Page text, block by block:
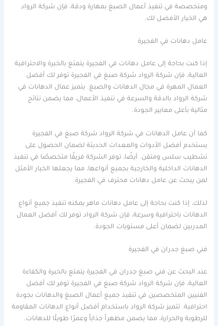
ومتخصصة في تنفيذ أعمال الصبغ بمهارة ودقة، فإن شركة الرواد
هي الخيار الأفضل لك.
عامل دهانات في الفجيرة
إذا كنت بحاجة إلى عامل دهانات في الفجيرة يتمتع بالخبرة والاحترافية
العالية، فإن شركة الرواد شركة صبغ في الفجيرة توفر لك أفضل
العمال المهرة في مجال الدهانات والصبغ. يتميز عمال الدهانات في
شركة الرواد بالدقة والسرعة في تنفيذ الأعمال، مما يضمن نتائج
مثالية بأعلى معايير الجودة.
كما أن عامل الدهانات في شركة الرواد شركة صبغ في الفجيرة
يستخدم أفضل الأدوات والمعدات الحديثة لضمان الحصول على
تشطيب سلس ومتقن. أيضًا، توفر الشركة فريقًا متخصصًا في تنفيذ
الدهانات الداخلية والخارجية بجميع أنواعها، مما يجعلها الخيار الأمثل
لمن يبحث عن عامل دهانات محترف في الفجيرة.
لذلك، إذا كنت بحاجة إلى عامل دهانات ماهر يمكنه تنفيذ جميع أنواع
الدهانات باحترافية وسرعة، فإن شركة الرواد توفر لك أفضل العمال
المدربين لضمان أعلى مستويات الجودة.
فني صبغ جدران في الفجيرة
عند البحث عن فني صبغ جدران في الفجيرة يتمتع بالخبرة والكفاءة
العالية، فإن شركة الرواد شركة صبغ في الفجيرة توفر لك أفضل
الفنيين المتخصصين في تنفيذ جميع أعمال الصبغ والدهانات بجودة
احترافية. تتميز شركة الرواد باستخدام أفضل أنواع الدهانات المقاومة
للرطوبة والحرارة، مما يضمن مظهراً جذاباً وعمرًا طويلًا للدهانات.